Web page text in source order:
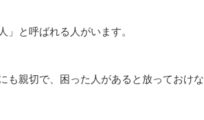
と呼ばれる人がいます。
も親切で、困った人があると放っておけな